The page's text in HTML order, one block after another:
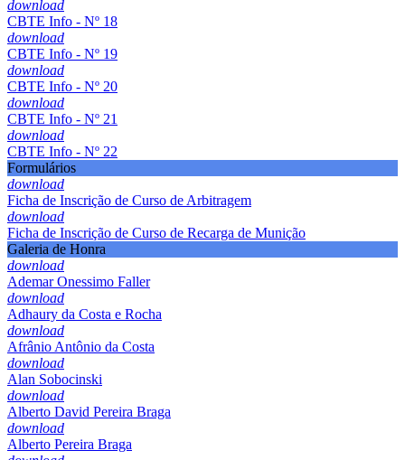
download
CBTE Info - Nº 18
download
CBTE Info - Nº 19
download
CBTE Info - Nº 20
download
CBTE Info - Nº 21
download
CBTE Info - Nº 22
Formulários
download
Ficha de Inscrição de Curso de Arbitragem
download
Ficha de Inscrição de Curso de Recarga de Munição
Galeria de Honra
download
Ademar Onessimo Faller
download
Adhaury da Costa e Rocha
download
Afrânio Antônio da Costa
download
Alan Sobocinski
download
Alberto David Pereira Braga
download
Alberto Pereira Braga